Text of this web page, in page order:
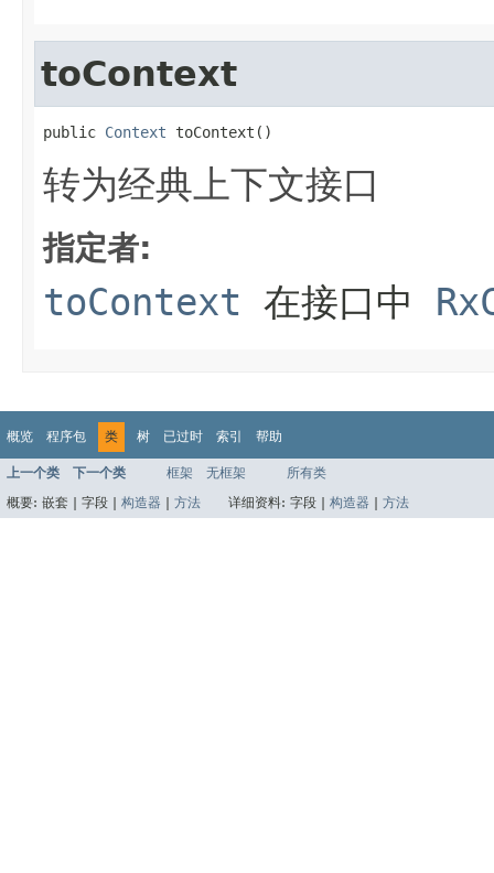
toContext
public Context toContext()
转为经典上下文接口
指定者:
toContext 在接口中
概览 程序包 类 树 已过时 索引 帮助
上一个类 下一个类 框架 无框架
所有类
概要: 嵌套 | 字段 | 构造器 方法 详细资料: 字段 | 构造器 方法